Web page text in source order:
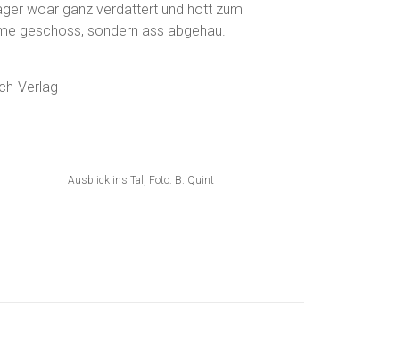
woar ganz verdattert und hött zum
geschoss, sondern ass abgehau.
Verlag
Ausblick ins Tal, Foto: B. Quint